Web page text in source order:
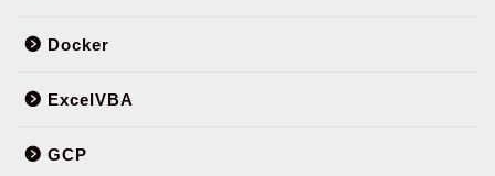
Docker
ExcelVBA
GCP